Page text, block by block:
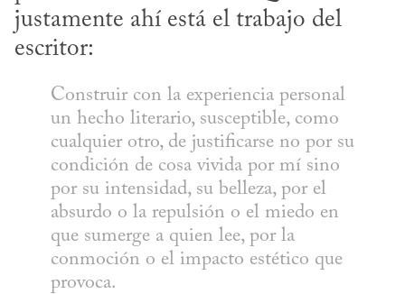
justamente ahí está el trabajo del
escritor:
Construir con la experiencia personal
un hecho literario, susceptible, como
cualquier otro, de justificarse no por su
condición de cosa vivida por mí sino
por su intensidad, su belleza, por el
absurdo o la repulsión o el miedo en
que sumerge a quien lee, por la
conmoción o el impacto estético que
provoca.